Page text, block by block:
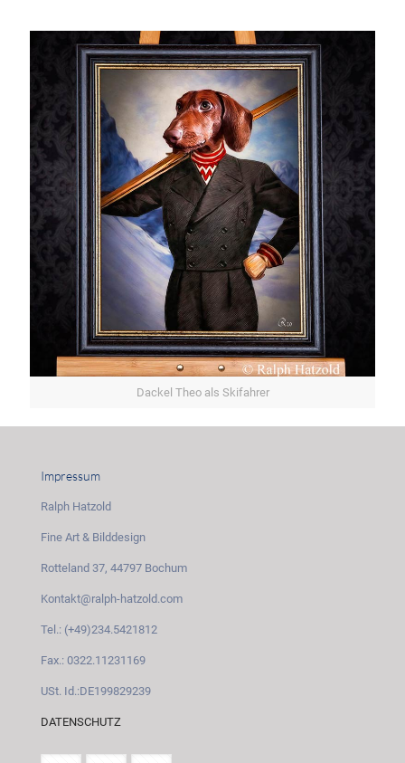
Dackel Theo als Skifahrer
Impressum
Ralph Hatzold
Fine Art & Bilddesign
Rotteland 37, 44797 Bochum
Kontakt@ralph-hatzold.com
Tel.: (+49)234.5421812
Fax.: 0322.11231169
USt. Id.:DE199829239
DATENSCHUTZ